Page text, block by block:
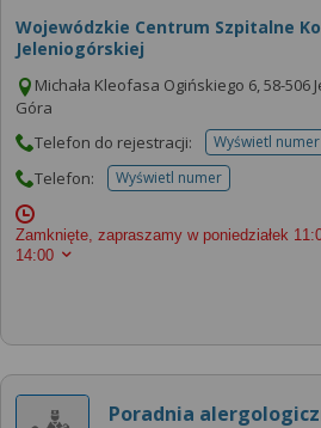
Wojewódzkie Centrum Szpitalne
Jeleniogórskiej
Michała Kleofasa Ogińskiego 6, 58-506
Góra
Telefon do rejestracji:
Wyświetl numer
Telefon: Wyświetl numertelefonu do placowki
Zamknięte, zapraszamy w poniedziałek
14:00
Poradnia